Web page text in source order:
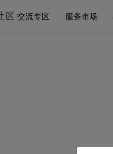
交流专区 服务市场